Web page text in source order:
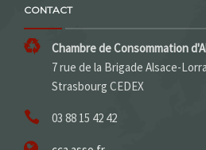
CONTACT
Chambre de Consommation
7 rue de la Brigade Alsace-
Strasbourg CEDEX
03 88 15 42 42